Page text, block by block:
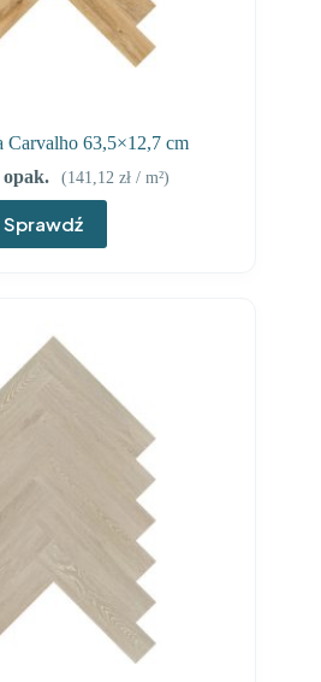
Carvalho 63,5×12,7 cm
(141,12 zł/ m²)
Sprawdź